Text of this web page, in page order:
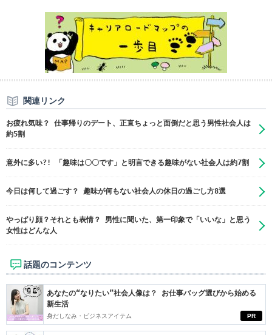
関連リンク
お疲れ気味？ 仕事帰りのデート、正直ちょっと面倒だと思う男性社会人は
約5割
意外に多い?! 「趣味は〇〇です」と明言できる趣味がない社会人は約7割
今日は何して過ごす？ 趣味が何もない社会人の休日の過ごし方8選
やっぱり顔？それとも表情？ 男性に聞いた、第一印象で「いいな」と思う
女性はどんな人
話題のコンテンツ
PR
あなたの“なりたい”社会人像は？ お仕事バッグ選びから始める
新生活
身だしなみ・ビジネスアイテム